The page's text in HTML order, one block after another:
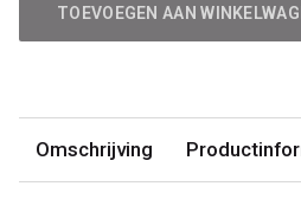
TOEVOEGEN AAN
Omschrijving